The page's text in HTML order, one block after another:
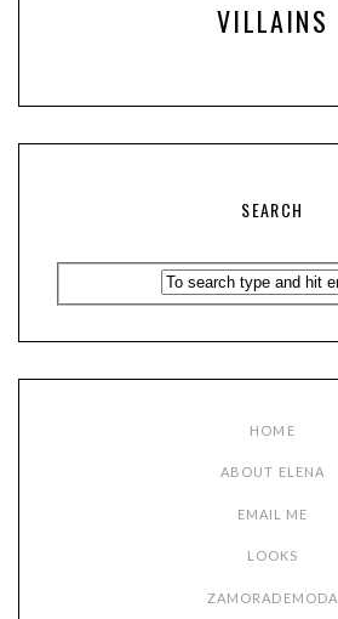
VILLAINS
SEARCH
HOME
ABOUT ELENA
EMAIL ME
LOOKS
ZAMORADEMODA